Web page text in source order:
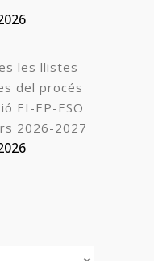
les llistes
del procés
EI-EP-ESO
2026-2027